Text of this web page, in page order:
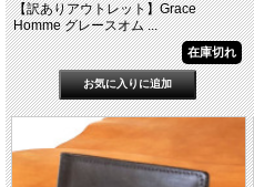
【訳ありアウトレット】Grace
Homme グレースオム ...
在庫切れ